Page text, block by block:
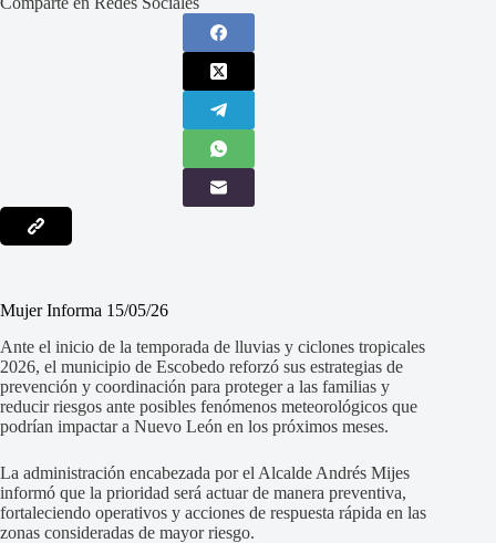
Mujer Informa 15/05/26
Ante el inicio de la temporada de lluvias y ciclones tropicales
2026, el municipio de Escobedo reforzó sus estrategias de
prevención y coordinación para proteger a las familias y
reducir riesgos ante posibles fenómenos meteorológicos que
podrían impactar a Nuevo León en los próximos meses.
La administración encabezada por el Alcalde Andrés Mijes
informó que la prioridad será actuar de manera preventiva,
fortaleciendo operativos y acciones de respuesta rápida en las
zonas consideradas de mayor riesgo.